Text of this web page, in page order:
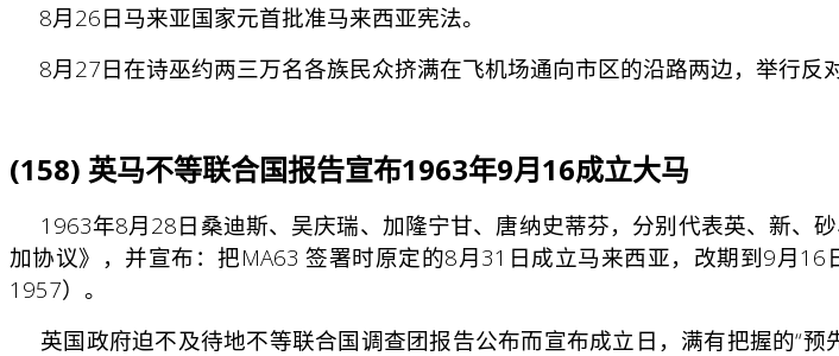
8月26日马来亚国家元首批准马来西亚宪法。
8月27日在诗巫约两三万名各族民众挤满在飞机场通向市区的沿路两边，举行反
(158) 英马不等联合国报告宣布1963年9月16成立大马
1963年8月28日桑迪斯、吴庆瑞、加隆宁甘、唐纳史蒂芬，分别代表英、新、
加协议》，并宣布：把MA63 签署时原定的8月31日成立马来西亚，改期到9月
1957）。
英国政府迫不及待地不等联合国调查团报告公布而宣布成立日，满有把握的“预